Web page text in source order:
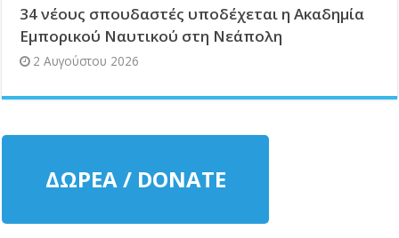
34 νέους σπουδαστές υποδέχεται η Ακαδημία
Εμπορικού Ναυτικού στη Νεάπολη
2 Αυγούστου 2026
ΔΩΡΕΑ / DONATE